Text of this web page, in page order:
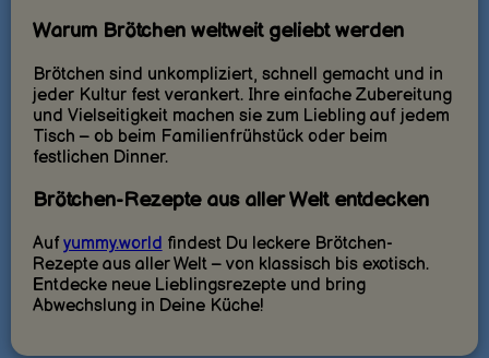
Warum Brötchen weltweit geliebt werden
Brötchen sind unkompliziert, schnell gemacht und in
jeder Kultur fest verankert. Ihre einfache Zubereitung
und Vielseitigkeit machen sie zum Liebling auf jedem
Tisch – ob beim Familienfrühstück oder beim
festlichen Dinner.
Brötchen-Rezepte aus aller Welt entdecken
Aufyummy.world findest Du leckere Brötchen-
Rezepte aus aller Welt – von klassisch bis exotisch.
Entdecke neue Lieblingsrezepte und bring
Abwechslung in Deine Küche!